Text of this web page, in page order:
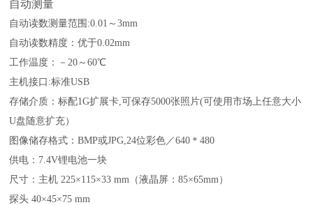
自动测量
自动读数测量范围 :0.01～3mm
自动读数精度：优于0.02mm
工作温度：－20～60℃
主机接口 :标准USB
存储介质：标配1G扩展卡,可保存5000张照片(可使用市场上任意大小
U盘随意扩充）
图像储存格式：BMP或JPG,24位彩色／640＊480
供电： 7.4V锂电池一块
尺寸：主机 225×115×33 mm（液晶屏：85×65mm）
探头 40×45×75 mm